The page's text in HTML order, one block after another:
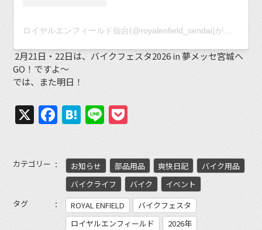
ロイヤルエンフィールド仙台(@royalenfield_sendai)がシェアした投稿
2月21日・22日は、バイクフェスタ2026 in 夢メッセ宮城へ
GO！ですよ〜
では、また明日！
X Facebook
Hatena
Line
カテゴリー お知らせ 部品用品 爽快日記
バイク用品
バイクライフ
バイク
イベント
タグ
ROYAL ENFIELD
バイクフェスタ
ロイヤルエンフィールド
2026年